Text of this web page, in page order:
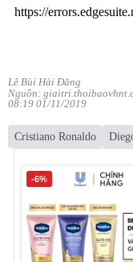
Lê Bùi Hải Đăng
Nguồn:
08:19 01/11/2019
Cristiano Ronaldo
-6%